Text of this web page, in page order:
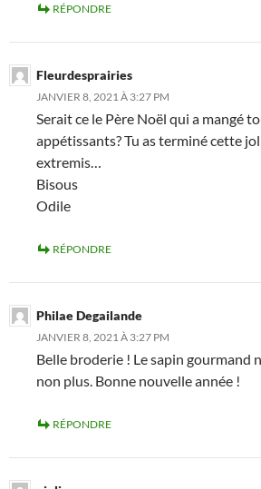
RÉPONDRE
Fleurdesprairies
JANVIER 8, 2021 À 3:27 PM
Serait ce le Père Noël qui a mangé
appétissants? Tu as terminé cette
extremis…
Bisous
Odile
RÉPONDRE
Philae Degailande
JANVIER 8, 2021 À 3:27 PM
Belle broderie ! Le sapin gourmand
non plus. Bonne nouvelle année !
RÉPONDRE